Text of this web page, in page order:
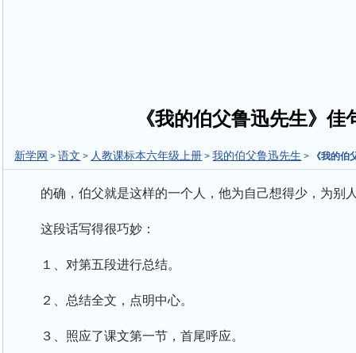
《我的伯父鲁迅先生》佳
新学网 >语文 > 人教课标本六年级上册 >我的伯父鲁迅先生 > 《我的伯
的确，伯父就是这样的一个人，他为自己想得少，为别
这段话写得很巧妙：
１、对第五段进行总结。
２、总结全文，点明中心。
３、照应了课文第一节，首尾呼应。